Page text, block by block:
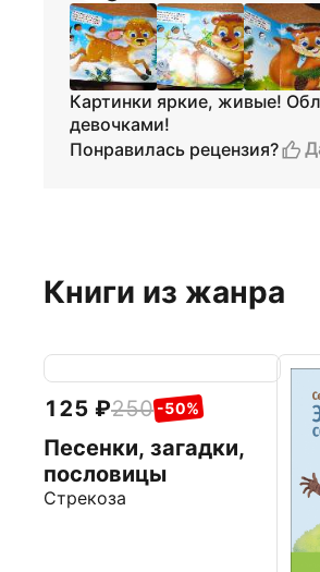
Картинки яркие, живые!
девочками!
Понравилась рецензия?
Книги из жанра
125 250 -50%
Песенки, загадки,
пословицы
Стрекоза